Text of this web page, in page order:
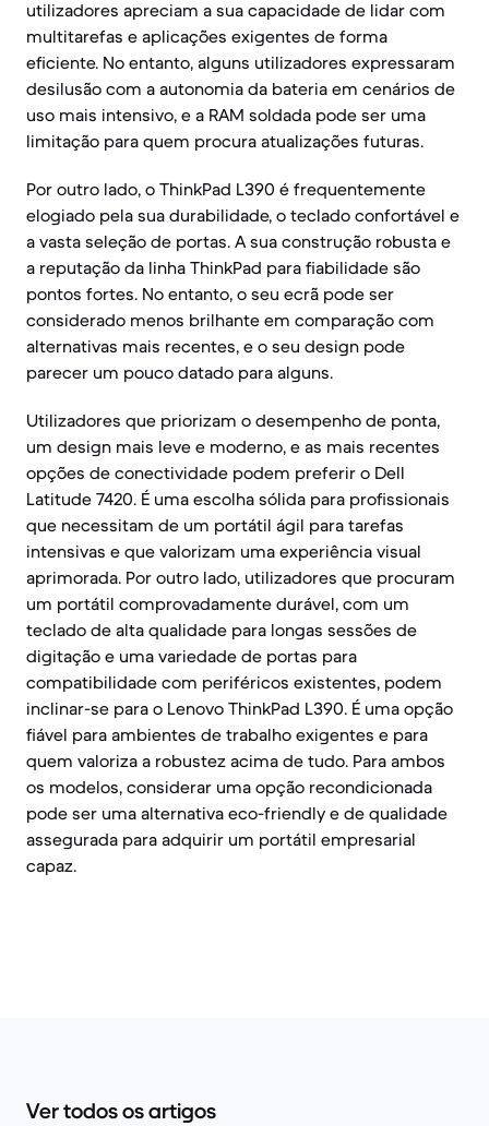
utilizadores apreciam a sua capacidade de lidar com
multitarefas e aplicações exigentes de forma
eficiente. No entanto, alguns utilizadores expressaram
desilusão com a autonomia da bateria em cenários de
uso mais intensivo, e a RAM soldada pode ser uma
limitação para quem procura atualizações futuras.
Por outro lado, o ThinkPad L390 é frequentemente
elogiado pela sua durabilidade, o teclado confortável e
a vasta seleção de portas. A sua construção robusta e
a reputação da linha ThinkPad para fiabilidade são
pontos fortes. No entanto, o seu ecrã pode ser
considerado menos brilhante em comparação com
alternativas mais recentes, e o seu design pode
parecer um pouco datado para alguns.
Utilizadores que priorizam o desempenho de ponta,
um design mais leve e moderno, e as mais recentes
opções de conectividade podem preferir o Dell
Latitude 7420. É uma escolha sólida para profissionais
que necessitam de um portátil ágil para tarefas
intensivas e que valorizam uma experiência visual
aprimorada. Por outro lado, utilizadores que procuram
um portátil comprovadamente durável, com um
teclado de alta qualidade para longas sessões de
digitação e uma variedade de portas para
compatibilidade com periféricos existentes, podem
inclinar-se para o Lenovo ThinkPad L390. É uma opção
fiável para ambientes de trabalho exigentes e para
quem valoriza a robustez acima de tudo. Para ambos
os modelos, considerar uma opção recondicionada
pode ser uma alternativa eco-friendly e de qualidade
assegurada para adquirir um portátil empresarial
capaz.
Ver todos os artigos